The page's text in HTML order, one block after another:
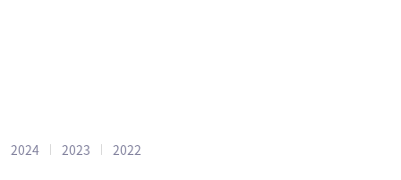
2024 2023 2022